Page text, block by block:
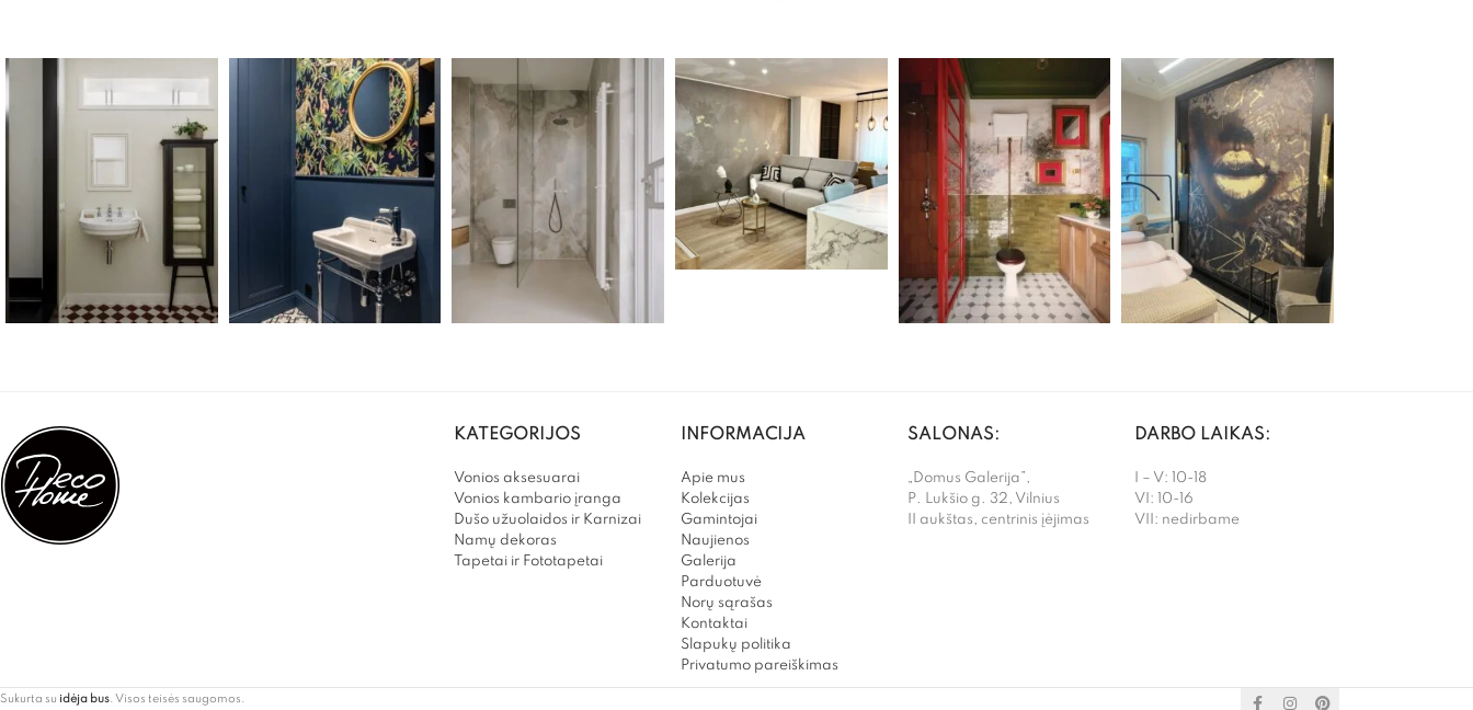
KATEGORIJOS
Vonios aksesuarai
Vonios kambario įranga
Dušo užuolaidos ir Karnizai
Namų dekoras
Tapetai ir Fototapetai
INFORMACIJA
Apie mus
Kolekcijas
Gamintojai
Naujienos
Galerija
Parduotuvė
Norų sąrašas
Kontaktai
Slapukų politika
Privatumo pareiškimas
SALONAS:
„Domus Galerija”,
P. Lukšio g. 32, Vilnius
II aukštas, centrinis įėjimas
DARBO LAIKAS:
I – V: 10-18
VI: 10-16
VII: nedirbame
Sukurta su idėja bus . Visos teisės saugomos.